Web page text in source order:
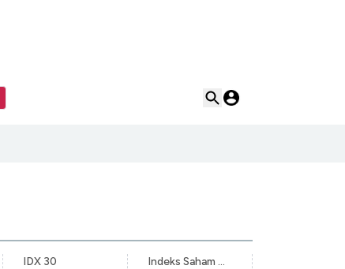
IDX 30
Indeks Saham Syariah Indonesia